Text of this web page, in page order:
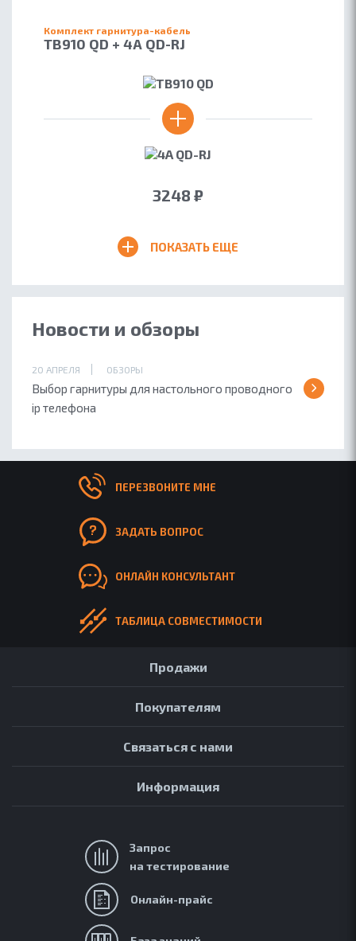
АРХИВ
ОБЗОРЫ
Комплект гарнитура-кабель
TB910 QD + 4A QD-RJ
3248 ₽
ПОКАЗАТЬ ЕЩЕ
Новости и обзоры
20 АПРЕЛЯ ОБЗОРЫ
Выбор гарнитуры для настольного проводного
ip телефона
ПЕРЕЗВОНИТЕ МНЕ
ЗАДАТЬ ВОПРОС
ОНЛАЙН КОНСУЛЬТАНТ
ТАБЛИЦА СОВМЕСТИМОСТИ
Продажи
Покупателям
Связаться с нами
Информация
Запрос
на тестирование
Онлайн-прайс